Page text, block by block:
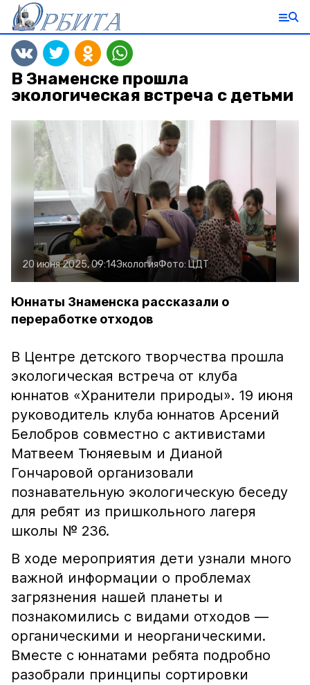
В Знаменске прошла
экологическая встреча с детьми
20 июня 2025, 09:14ЭкологияФото: ЦДТ
Юннаты Знаменска рассказали о
переработке отходов
В Центре детского творчества прошла
экологическая встреча от клуба
юннатов «Хранители природы». 19 июня
руководитель клуба юннатов Арсений
Белобров совместно с активистами
Матвеем Тюняевым и Дианой
Гончаровой организовали
познавательную экологическую беседу
для ребят из пришкольного лагеря
школы № 236.
В ходе мероприятия дети узнали много
важной информации о проблемах
загрязнения нашей планеты и
познакомились с видами отходов —
органическими и неорганическими.
Вместе с юннатами ребята подробно
разобрали принципы сортировки